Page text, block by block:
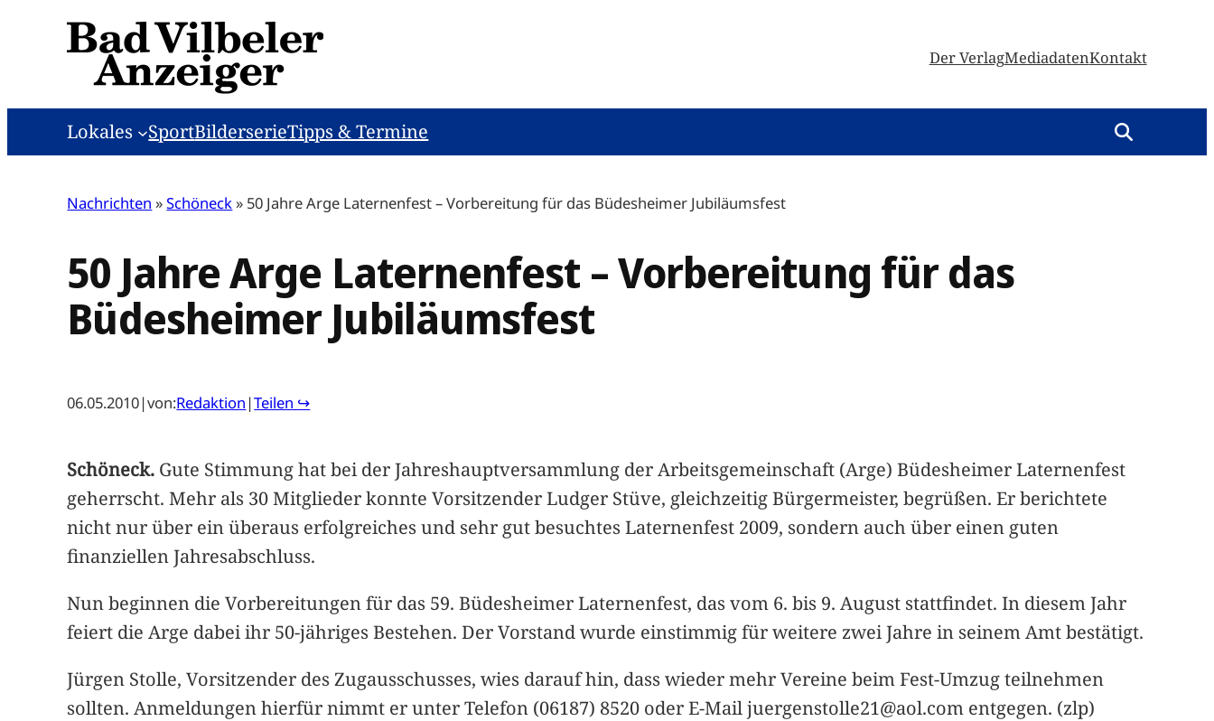
Der VerlagMediadatenKontakt
Lokales SportBilderserieTipps & Termine
Nachrichten »Schöneck» 50 Jahre Arge Laternenfest – Vorbereitung für das Büdesheimer Jubiläumsfest
50 Jahre Arge Laternenfest – Vorbereitung für das
Büdesheimer Jubiläumsfest
06.05.2010|von:Redaktion |Teilen ↪
Schöneck. Gute Stimmung hat bei der Jahreshauptversammlung der Arbeitsgemeinschaft (Arge) Büdesheimer Laternenfest
geherrscht. Mehr als 30 Mitglieder konnte Vorsitzender Ludger Stüve, gleichzeitig Bürgermeister, begrüßen. Er berichtete
nicht nur über ein überaus erfolgreiches und sehr gut besuchtes Laternenfest 2009, sondern auch über einen guten
finanziellen Jahresabschluss.
Nun beginnen die Vorbereitungen für das 59. Büdesheimer Laternenfest, das vom 6. bis 9. August stattfindet. In diesem Jahr
feiert die Arge dabei ihr 50-jähriges Bestehen. Der Vorstand wurde einstimmig für weitere zwei Jahre in seinem Amt bestätigt.
Jürgen Stolle, Vorsitzender des Zugausschusses, wies darauf hin, dass wieder mehr Vereine beim Fest-Umzug teilnehmen
sollten. Anmeldungen hierfür nimmt er unter Telefon (06187) 8520 oder E-Mail juergenstolle21@aol.com entgegen. (zlp)